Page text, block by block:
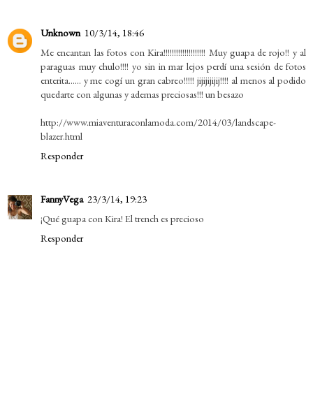
Unknown 10/3/14, 18:46
Me encantan las fotos con Kira!!!!!!!!!!!!!!!!!!!! Muy guapa de rojo!! y al
paraguas muy chulo!!!! yo sin in mar lejos perdí una sesión de fotos
enterita...... y me cogí un gran cabreo!!!!! jijijijijij!!!! al menos al podido
quedarte con algunas y ademas preciosas!!! un besazo
http://www.miaventuraconlamoda.com/2014/03/landscape-
blazer.html
Responder
FannyVega 23/3/14, 19:23
¡Qué guapa con Kira! El trench es precioso
Responder